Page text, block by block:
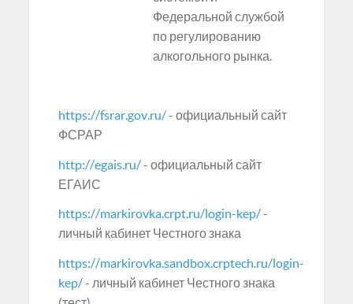
Федеральной службой
по регулированию
алкогольного рынка.
https://fsrar.gov.ru/- официальный сайт
ФСРАР
http://egais.ru/- официальный сайт
ЕГАИС
https://markirovka.crpt.ru/login-kep/-
личный кабинет Честного знака
https://markirovka.sandbox.crptech.ru/login-
kep/- личный кабинет Честного знака